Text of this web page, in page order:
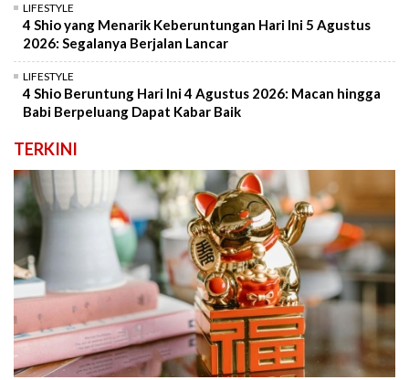
LIFESTYLE
4 Shio yang Menarik Keberuntungan Hari Ini 5 Agustus
2026: Segalanya Berjalan Lancar
LIFESTYLE
4 Shio Beruntung Hari Ini 4 Agustus 2026: Macan hingga
Babi Berpeluang Dapat Kabar Baik
TERKINI